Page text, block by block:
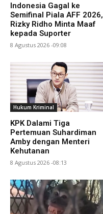
Indonesia Gagal ke
Semifinal Piala AFF 2026,
Rizky Ridho Minta Maaf
kepada Suporter
8 Agustus 2026 -09:08
Hukum Kriminal
KPK Dalami Tiga
Pertemuan Suhardiman
Amby dengan Menteri
Kehutanan
8 Agustus 2026 -08:13